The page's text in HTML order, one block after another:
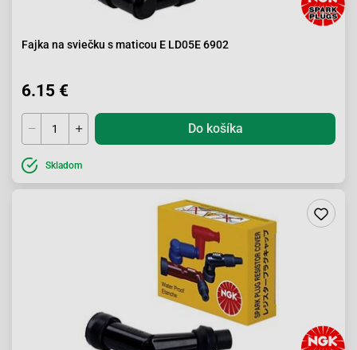
Fajka na sviečku s maticou E LD05E 6902
6.15 €
Do košíka
Skladom